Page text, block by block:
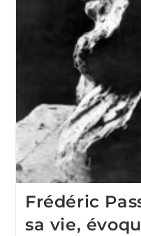
Frédéric
sa vie,